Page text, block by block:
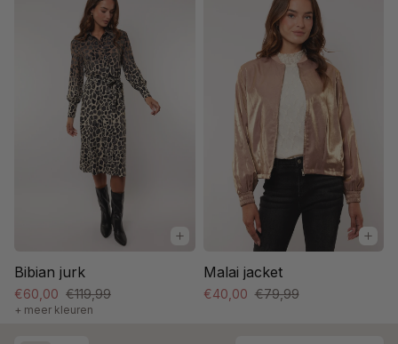
Bibian jurk
€60,00 €119,99
+ meer kleuren
Malai jacket
€40,00 €79,99